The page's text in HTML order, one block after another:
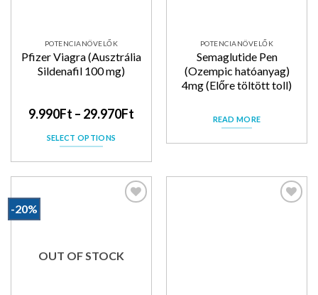
POTENCIANÖVELŐK
Pfizer Viagra (Ausztrália
Sildenafil 100 mg)
9.990Ft – 29.970Ft
SELECT OPTIONS
POTENCIANÖVELŐK
Semaglutide Pen
(Ozempic hatóanyag)
4mg (Előre töltött toll)
READ MORE
-20%
OUT OF STOCK